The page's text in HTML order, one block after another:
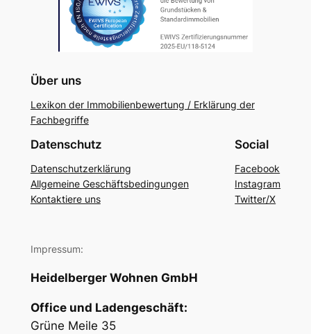
Über uns
Lexikon der Immobilienbewertung / Erklärung der
Fachbegriffe
Datenschutz
Datenschutzerklärung
Allgemeine Geschäftsbedingungen
Kontaktiere uns
Social
Facebook
Instagram
Twitter/X
Impressum:
Heidelberger Wohnen GmbH
Office und Ladengeschäft:
Grüne Meile 35